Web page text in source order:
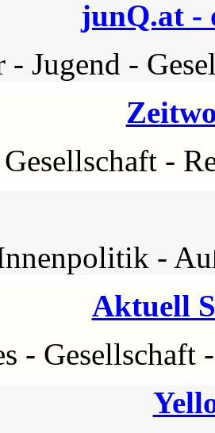
junQ.at -
- Jugend -
Gesellschaft-
-
Aktuell
- Gesellschaft